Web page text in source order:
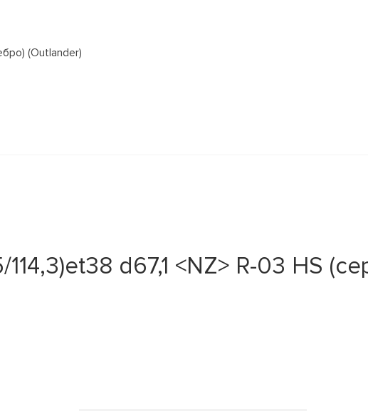
(Outlander)
d67,1 <NZ> R-03 HS